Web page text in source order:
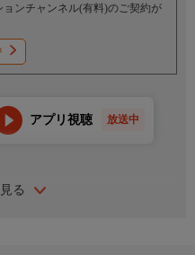
ンチャンネル(有料)のご契約が
る
アプリ視聴 放送中